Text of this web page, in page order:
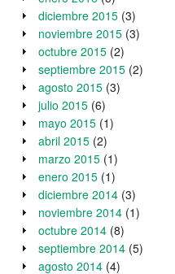
diciembre 2015 (3)
noviembre 2015 (3)
octubre 2015 (2)
septiembre 2015 (2)
agosto 2015 (3)
julio 2015 (6)
mayo 2015 (1)
abril 2015 (2)
marzo 2015 (1)
enero 2015 (1)
diciembre 2014 (3)
noviembre 2014 (1)
octubre 2014 (8)
septiembre 2014 (5)
agosto 2014 (4)